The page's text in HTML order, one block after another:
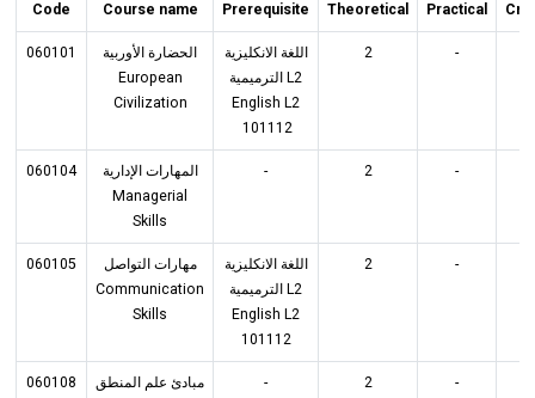
Code
Course name Prerequisite Theoretical Practical
060101
الحضارة الأوربية
European
Civilization
اللغة الانكليزية
الترميمية L2
English L2
101112
2 -
060104
المهارات الإدارية
Managerial
Skills
- 2 -
060105
مهارات التواصل
Communication
Skills
اللغة الانكليزية
الترميمية L2
English L2
101112
2 -
060108
مبادئ علم المنطق
- 2 -